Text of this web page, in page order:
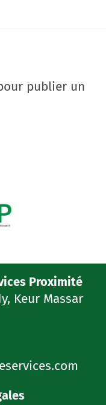
publier un
Proximité
Keur Massar